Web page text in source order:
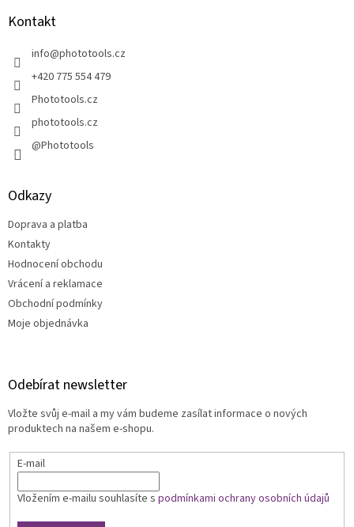
Kontakt
info@phototools.cz
+420 775 554 479
Phototools.cz
phototools.cz
@Phototools
Odkazy
Doprava a platba
Kontakty
Hodnocení obchodu
Vrácení a reklamace
Obchodní podmínky
Moje objednávka
Odebírat newsletter
Vložte svůj e-mail a my vám budeme zasílat informace o nových
produktech na našem e-shopu.
E-mail
Vložením e-mailu souhlasíte s podmínkami ochrany osobních údajů